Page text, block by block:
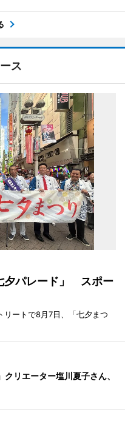
ス
夕パレード」 スポー
リートで8月7日、「七夕まつ
クリエーター塩川夏子さん、